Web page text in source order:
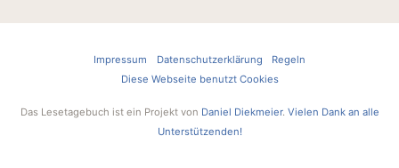
Impressum Datenschutzerklärung
Regeln
Diese Webseite benutzt Cookies
Das Lesetagebuch ist ein Projekt von Daniel Diekmeier. Vielen Dank an alle
Unterstützenden!